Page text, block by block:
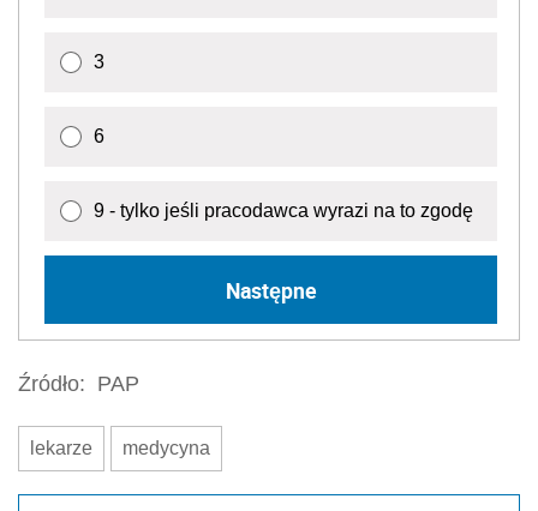
3
6
9 - tylko jeśli pracodawca wyrazi na to zgodę
Następne
Źródło: PAP
lekarze medycyna